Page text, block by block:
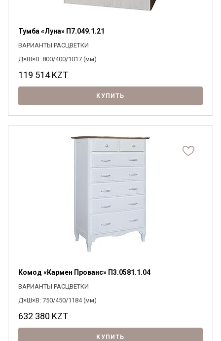
Тумба «Луна» П7.049.1.21
ВАРИАНТЫ РАСЦВЕТКИ
Д×Ш×В: 800/400/1017 (мм)
119 514KZT
КУПИТЬ
Комод «Кармен Прованс» П3.0581.1.04
ВАРИАНТЫ РАСЦВЕТКИ
Д×Ш×В: 750/450/1184 (мм)
632 380 KZT
КУПИТЬ